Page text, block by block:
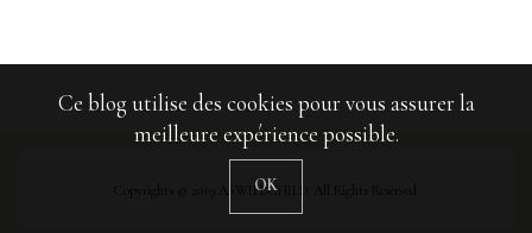
Copyrights © 2019 ASWILDCHILD. All Rights Reserved.
Ce blog utilise des cookies pour vous assurer la
meilleure expérience possible.
OK